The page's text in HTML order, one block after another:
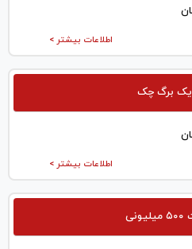
اطلاعات بیشتر >
یک برگ چک
اطلاعات بیشتر >